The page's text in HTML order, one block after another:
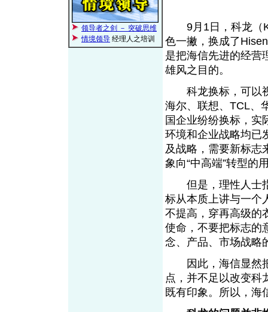
领导者之剑 － 突破思维
情境领导 经理人之培训
9月1日，科龙（
色一撇，换成了
是把海信先进的经营
雄风之目的。
科龙换标，可以视
海尔、联想、TCL、
国企业纷纷换标，实
环境和企业战略均已
及战略，需要新标志
象向“中高端”转型
但是，理性人士指
标从本质上讲与一个
不提高，穿再高级的
使命，不要把标志的
念、产品、市场战
因此，海信显然把
点，并不足以改变科
既有印象。所以，